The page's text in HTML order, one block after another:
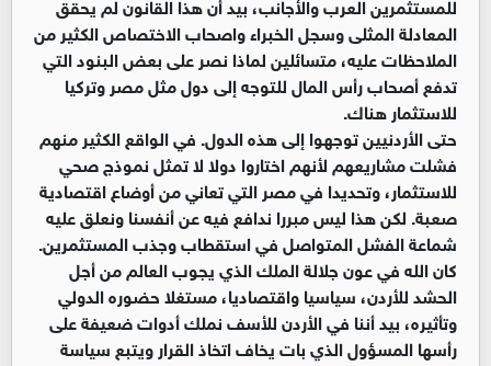
المعادلة المثلى وسجل الخبراء واصحاب الاختصاص الكثير من
الملاحظات عليه، متسائلين لماذا نصر على بعض البنود التي
تدفع أصحاب رأس المال للتوجه إلى دول مثل مصر وتركيا
للاستثمار هناك.
حتى الأردنيين توجهوا إلى هذه الدول. في الواقع الكثير منهم
فشلت مشاريعهم لأنهم اختاروا دولا لا تمثل نموذج صحي
للاستثمار، وتحديدا في مصر التي تعاني من أوضاع اقتصادية
صعبة. لكن هذا ليس مبررا ندافع فيه عن أنفسنا ونعلق عليه
شماعة الفشل المتواصل في استقطاب وجذب المستثمرين.
كان الله في عون جلالة الملك الذي يجوب العالم من أجل
الحشد للأردن، سياسيا واقتصاديا، مستغلا حضوره الدولي
وتأثيره، بيد أننا في الأردن للأسف نملك أدوات ضعيفة على
رأسها المسؤول الذي بات يخاف اتخاذ القرار ويتبع سياسة